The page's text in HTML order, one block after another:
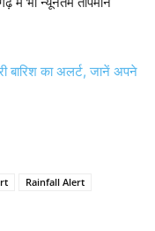
बारिश का अलर्ट, जानें अपने
Rainfall Alert